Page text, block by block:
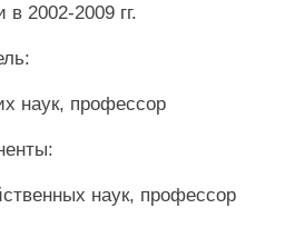
2002-2009 гг.
наук, профессор
наук, профессор